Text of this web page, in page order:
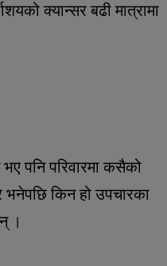
क्यान्सर बढी मात्रामा
पनि परिवारमा कसैको
किन हो उपचारका
।